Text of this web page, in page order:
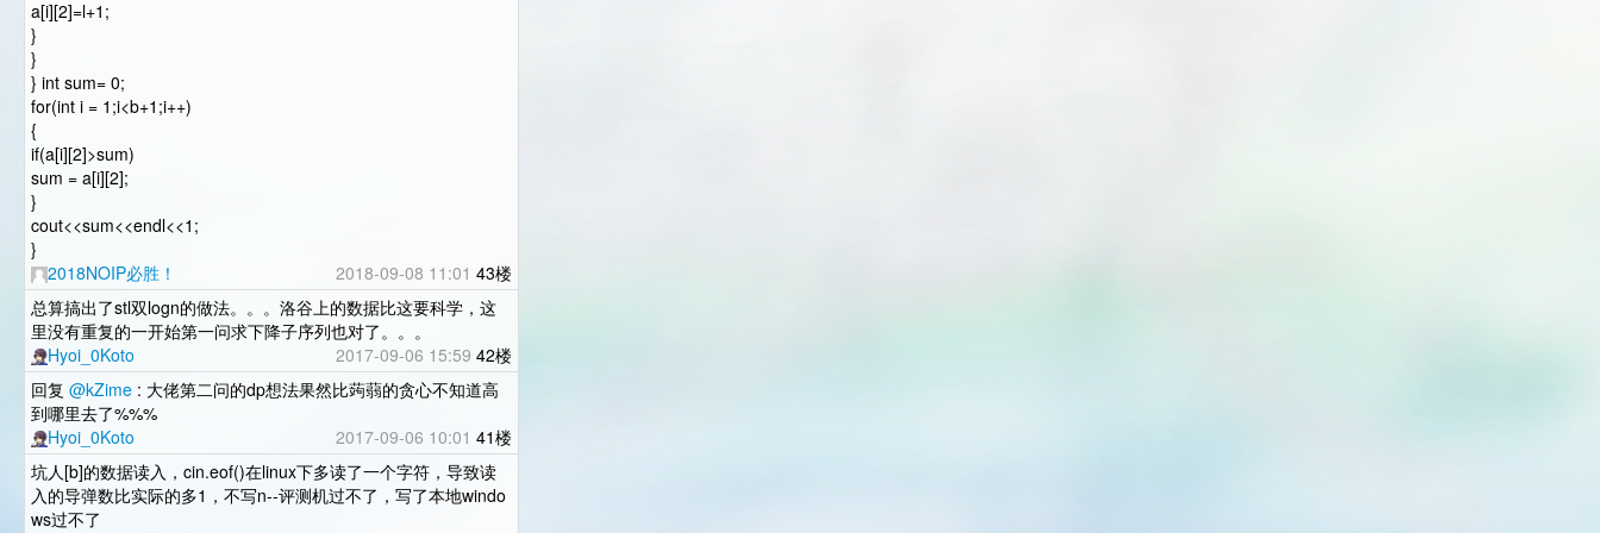
a[i][2]=l+1;
}
}
} int sum= 0;
for(int i = 1;i<b+1;i++)
{
if(a[i][2]>sum)
sum = a[i][2];
}
cout<<sum<<endl<<1;
}
2018NOIP必胜！
2018-09-08 11:01 43楼
总算搞出了stl双logn的做法。。。洛谷上的数据比这要科学，这
里没有重复的一开始第一问求下降子序列也对了。。。
Hyoi_0Koto
2017-09-06 15:59 42楼
回复 @kZime : 大佬第二问的dp想法果然比蒟蒻的贪心不知道高
到哪里去了%%%
Hyoi_0Koto
2017-09-06 10:01 41楼
坑人[b]的数据读入，cin.eof()在linux下多读了一个字符，导致读
入的导弹数比实际的多1，不写n--评测机过不了，写了本地windo
ws过不了